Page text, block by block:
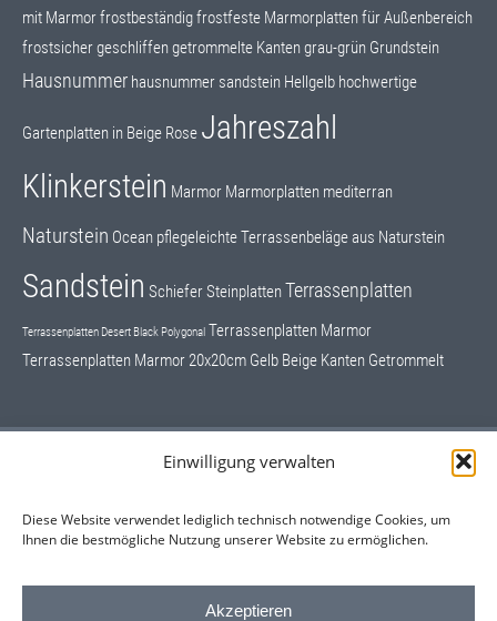
Einwilligung verwalten
Diese Website verwendet lediglich technisch notwendige Cookies, um
Ihnen die bestmögliche Nutzung unserer Website zu ermöglichen.
Akzeptieren
mit Marmorfrostbeständigfrostfeste Marmorplatten für Außenbereich
frostsichergeschliffengetrommelte Kantengrau-grün Grundstein
Hausnummer hausnummer sandstein Hellgelb hochwertige
Gartenplatten in Beige Rose Jahreszahl
Klinkerstein Marmor Marmorplatten mediterran
Naturstein Ocean pflegeleichte Terrassenbeläge aus Naturstein
Sandstein SchieferSteinplattenTerrassenplatten
Terrassenplatten Desert Black Polygonal Terrassenplatten Marmor
Terrassenplatten Marmor 20x20cm Gelb Beige Kanten Getrommelt
Hausnummern
Sonderangebote Restposten
Kontaktformular